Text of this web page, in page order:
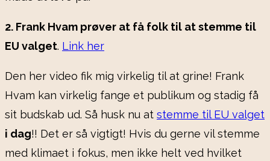
2. Frank Hvam prøver at få folk til at stemme til
EU valget. Link her
Den her video fik mig virkelig til at grine! Frank
Hvam kan virkelig fange et publikum og stadig få
sit budskab ud. Så husk nu at stemme til EU valget
i dag!! Det er så vigtigt! Hvis du gerne vil stemme
med klimaet i fokus, men ikke helt ved hvilket